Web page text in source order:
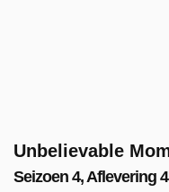
Unbelievable
Seizoen 4, Aflevering 4